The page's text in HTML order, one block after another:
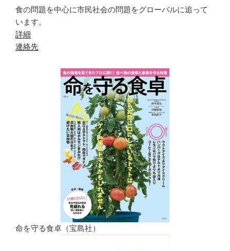
食の問題を中心に市民社会の問題をグローバルに追って
います。
詳細
連絡先
命を守る食卓（宝島社）